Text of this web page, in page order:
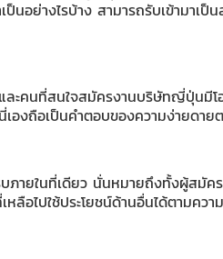
อย่างไรบ้าง สามารถรับเข้ามาเป็
ะคนที่สนใจสมัครงานบริษัทญี่ปุ่นมี
งถือเป็นคำตอบของความง่ายดาย
ยในที่เดียว นั่นหมายถึงทั้งผู้สมัคร
ลือไปใช้ประโยชน์ด้านอื่นได้ตามควา